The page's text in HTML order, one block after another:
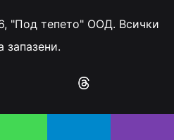
"Под тепето" ООД. Всички
запазени.
Instagram
RSS